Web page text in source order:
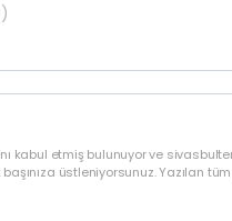
kabul etmiş bulunuyor ve
üstleniyorsunuz. Yazılan